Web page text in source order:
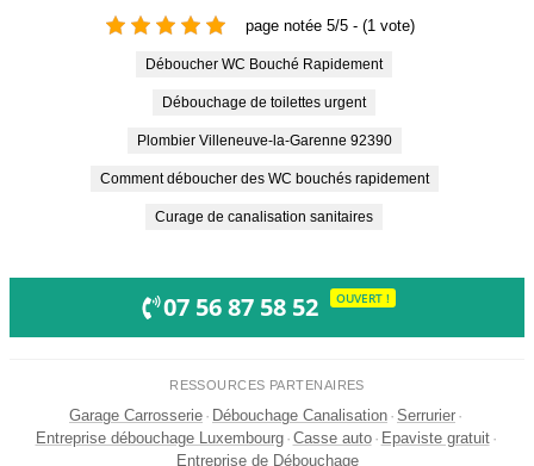
page notée 5/5 - (1 vote)
Déboucher WC Bouché Rapidement
Débouchage de toilettes urgent
Plombier Villeneuve-la-Garenne 92390
Comment déboucher des WC bouchés rapidement
Curage de canalisation sanitaires
07 56 87 58 52 OUVERT !
RESSOURCES PARTENAIRES
Garage Carrosserie · Débouchage Canalisation · Serrurier ·
Entreprise débouchage Luxembourg · Casse auto · Epaviste gratuit ·
Entreprise de Débouchage